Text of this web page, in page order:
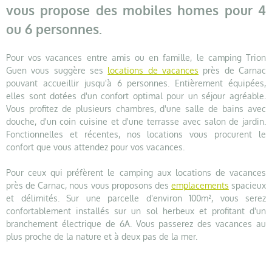
vous propose des mobiles homes pour 4
ou 6 personnes.
Pour vos vacances entre amis ou en famille, le camping Trion
Guen vous suggère ses locations de vacances près de Carnac
pouvant accueillir jusqu'à 6 personnes. Entièrement équipées,
elles sont dotées d'un confort optimal pour un séjour agréable.
Vous profitez de plusieurs chambres, d'une salle de bains avec
douche, d'un coin cuisine et d'une terrasse avec salon de jardin.
Fonctionnelles et récentes, nos locations vous procurent le
confort que vous attendez pour vos vacances.
Pour ceux qui préfèrent le camping aux locations de vacances
près de Carnac, nous vous proposons des emplacements spacieux
et délimités. Sur une parcelle d'environ 100m², vous serez
confortablement installés sur un sol herbeux et profitant d'un
branchement électrique de 6A. Vous passerez des vacances au
plus proche de la nature et à deux pas de la mer.